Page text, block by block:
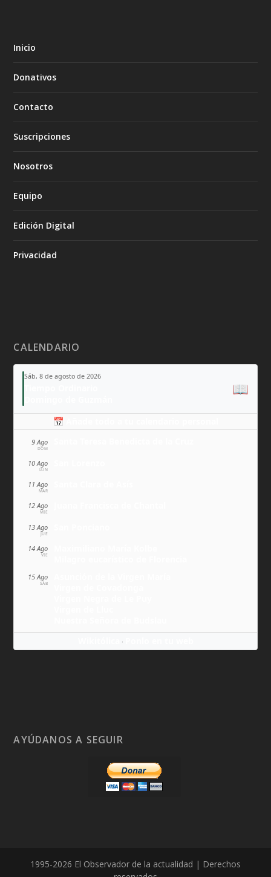
Inicio
Donativos
Contacto
Suscripciones
Nosotros
Equipo
Edición Digital
Privacidad
CALENDARIO
Sáb, 8 de agosto de 2026
📖
📅 Añade todo a tu calendario personal
9 Ago
DOM
10 Ago
LUN
11 Ago
MAR
12 Ago
MIÉ
13 Ago
JUE
14 Ago
VIE
15 Ago
SÁB
·
AYÚDANOS A SEGUIR
1995-2026 El Observador de la actualidad | Derechos